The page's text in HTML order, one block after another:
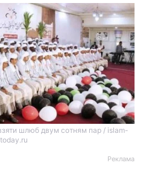
шлюб двум сотням пар / islam-
today.ru
Реклама